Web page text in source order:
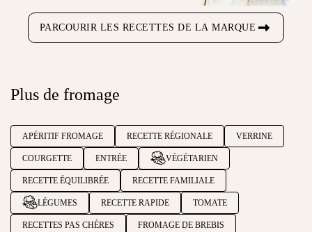
PARCOURIR LES RECETTES DE LA MARQUE
Plus de fromage
APÉRITIF FROMAGE RECETTE RÉGIONALE VERRINE
COURGETTE ENTRÉE VÉGÉTARIEN
RECETTE ÉQUILIBRÉE RECETTE FAMILIALE
LÉGUMES RECETTE RAPIDE TOMATE
RECETTES PAS CHÈRES FROMAGE DE BREBIS